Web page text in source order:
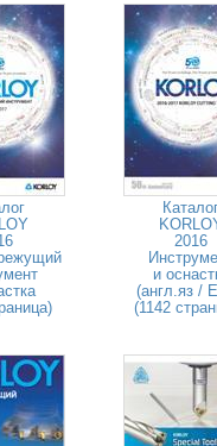
2016
и
(англ.яз /
(1142